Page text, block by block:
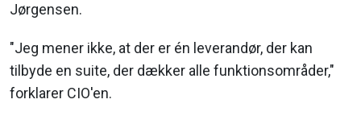
Jørgensen.
"Jeg mener ikke, at der er én leverandør, der kan
tilbyde en suite, der dækker alle funktionsområder,"
forklarer CIO'en.